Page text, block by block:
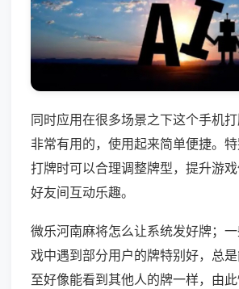
同时应用在很多场景之下这个手机
非常有用的，使用起来简单便捷。
打牌时可以合理调整牌型，提升游
好友间互动乐趣。
微乐河南麻将怎么让系统发好牌；
戏中遇到部分用户的牌特别好，总
至好像能看到其他人的牌一样，由